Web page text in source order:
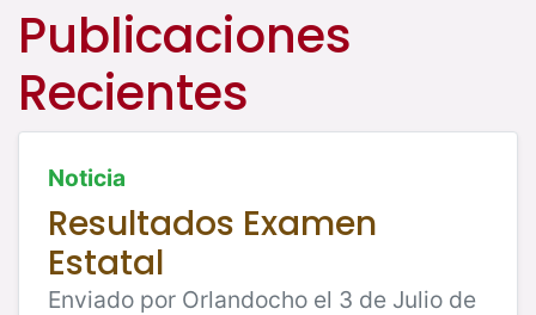
Publicaciones
Recientes
Noticia
Resultados Examen
Estatal
Enviado por Orlandocho el 3 de Julio de